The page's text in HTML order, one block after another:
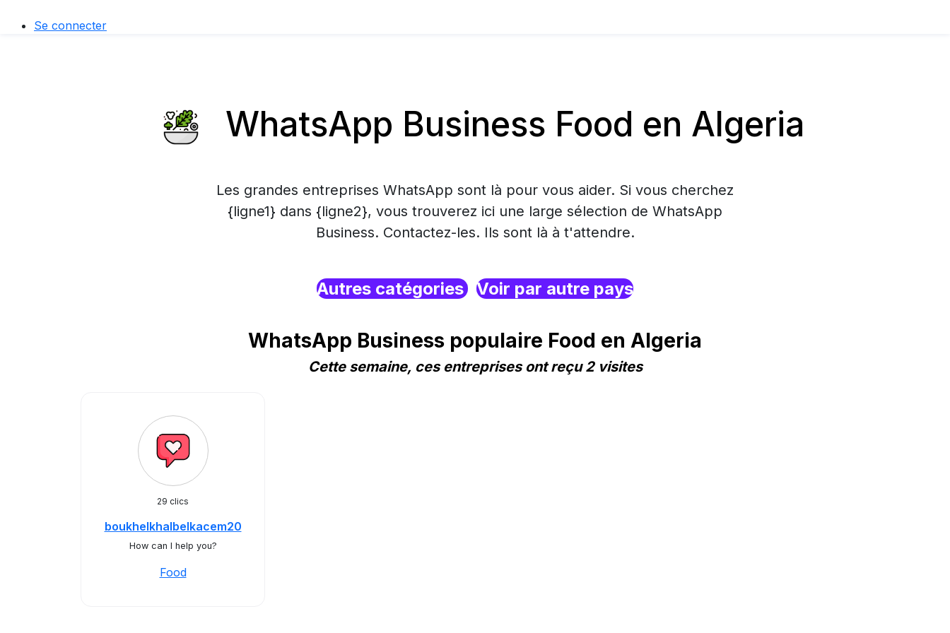
Se connecter
WhatsApp Business Food en Algeria
Les grandes entreprises WhatsApp sont là pour vous aider. Si vous cherchez
{ligne1} dans {ligne2}, vous trouverez ici une large sélection de WhatsApp
Business. Contactez-les. Ils sont là à t'attendre.
Autres catégories Voir par autre pays
WhatsApp Business populaire Food en Algeria
Cette semaine, ces entreprises ont reçu 2 visites
29 clics
boukhelkhalbelkacem20
How can I help you?
Food